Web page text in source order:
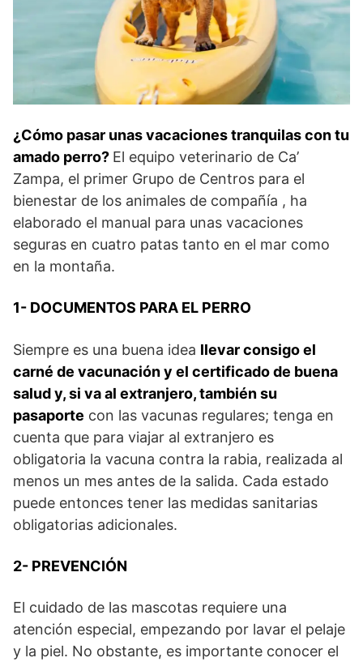
¿Cómo pasar unas vacaciones tranquilas con tu
amado perro? El equipo veterinario de Ca’
Zampa, el primer Grupo de Centros para el
bienestar de los animales de compañía , ha
elaborado el manual para unas vacaciones
seguras en cuatro patas tanto en el mar como
en la montaña.
1- DOCUMENTOS PARA EL PERRO
Siempre es una buena idea llevar consigo el
carné de vacunación y el certificado de buena
salud y, si va al extranjero, también su
pasaporte con las vacunas regulares; tenga en
cuenta que para viajar al extranjero es
obligatoria la vacuna contra la rabia, realizada al
menos un mes antes de la salida. Cada estado
puede entonces tener las medidas sanitarias
obligatorias adicionales.
2- PREVENCIÓN
El cuidado de las mascotas requiere una
atención especial, empezando por lavar el pelaje
y la piel. No obstante, es importante conocer el